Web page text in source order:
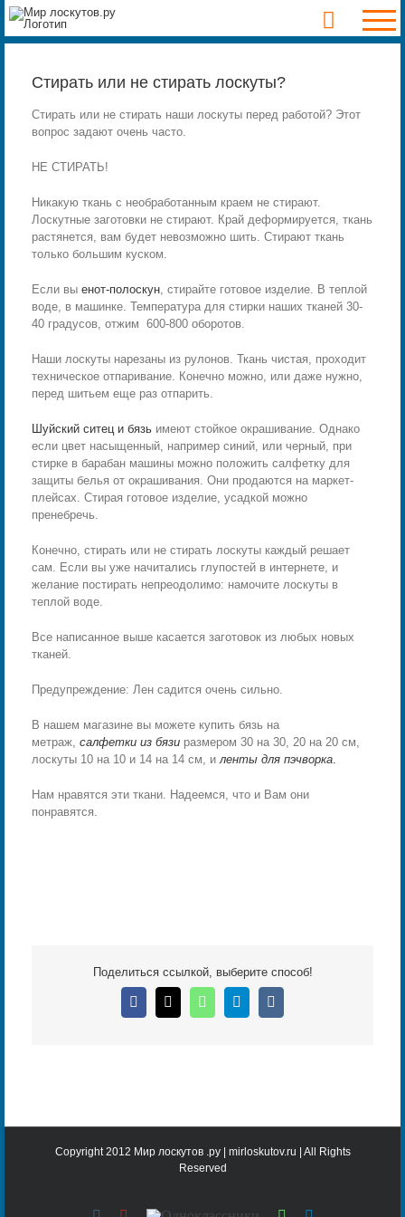
Skip
content
Стирать или не стирать лоскуты?
Стирать или не стирать наши лоскуты перед работой? Этот
вопрос задают очень часто.
НЕ СТИРАТЬ!
Никакую ткань с необработанным краем не стирают.
Лоскутные заготовки не стирают. Край деформируется, ткань
растянется, вам будет невозможно шить. Стирают ткань
только большим куском.
Если вы енот-полоскун, стирайте готовое изделие. В теплой
воде, в машинке. Температура для стирки наших тканей 30-
40 градусов, отжим 600-800 оборотов.
Наши лоскуты нарезаны из рулонов. Ткань чистая, проходит
техническое отпаривание. Конечно можно, или даже нужно,
перед шитьем еще раз отпарить.
Шуйский ситец и бязь имеют стойкое окрашивание. Однако
если цвет насыщенный, например синий, или черный, при
стирке в барабан машины можно положить салфетку для
защиты белья от окрашивания. Они продаются на маркет-
плейсах. Стирая готовое изделие, усадкой можно
пренебречь.
Конечно, стирать или не стирать лоскуты каждый решает
сам. Если вы уже начитались глупостей в интернете, и
желание постирать непреодолимо: намочите лоскуты в
теплой воде.
Все написанное выше касается заготовок из любых новых
тканей.
Предупреждение: Лен садится очень сильно.
В нашем магазине вы можете купить бязь на
метраж, салфетки из бязи размером 30 на 30, 20 на 20 см,
лоскуты 10 на 10 и 14 на 14 см, и ленты для пэчворка.
Нам нравятся эти ткани. Надеемся, что и Вам они
понравятся.
Поделиться ссылкой, выберите способ!
Facebook
X WhatsAppTelegram
Vk
Copyright 2012 Мир лоскутов .ру | mirloskutov.ru | All Rights
Reserved